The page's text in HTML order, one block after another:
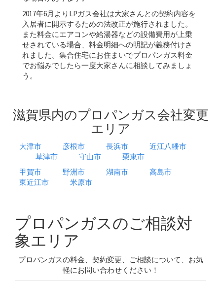
2017年6月よりLPガス会社は大家さんとの契約内容を
入居者に開示するための法改正が施行されました。
また料金にエアコンや給湯器などの設備費用が上乗
せされている場合、料金明細への明記が義務付けさ
れました。集合住宅にお住まいでプロパンガス料金
でお悩みでしたら一度大家さんに相談してみましょ
う。
滋賀県内のプロパンガス会社変更
エリア
大津市 彦根市 長浜市
近江八幡市
草津市
守山市
栗東市
甲賀市
野洲市 湖南市
高島市
東近江市
米原市
プロパンガスのご相談対
象エリア
プロパンガスの料金、契約変更、ご相談について、お気
軽にお問い合わせください！